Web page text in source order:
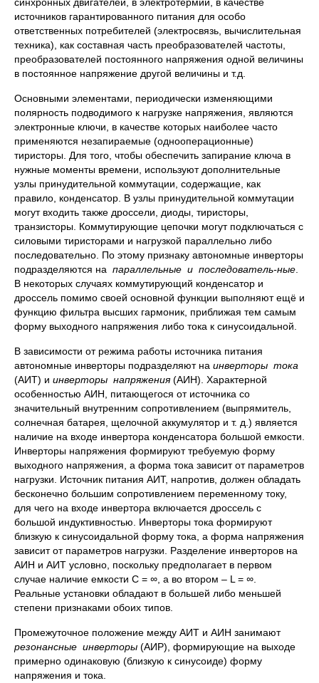
источников гарантированного питания для особо
ответственных потребителей (электросвязь, вычислительная
техника), как составная часть преобразователей частоты,
преобразователей постоянного напряжения одной величины
в постоянное напряжение другой величины и т.д.
Основными элементами, периодически изменяющими
полярность подводимого к нагрузке напряжения, являются
электронные ключи, в качестве которых наиболее часто
применяются незапираемые (однооперационные)
тиристоры. Для того, чтобы обеспечить запирание ключа в
нужные моменты времени, используют дополнительные
узлы принудительной коммутации, содержащие, как
правило, конденсатор. В узлы принудительной коммутации
могут входить также дроссели, диоды, тиристоры,
транзисторы. Коммутирующие цепочки могут подключаться с
силовыми тиристорами и нагрузкой параллельно либо
последовательно. По этому признаку автономные инверторы
подразделяются на параллельные и последователь-ные
В некоторых случаях коммутирующий конденсатор и
дроссель помимо своей основной функции выполняют ещё и
функцию фильтра высших гармоник, приближая тем самым
форму выходного напряжения либо тока к синусоидальной.
В зависимости от режима работы источника питания
автономные инверторы подразделяют на инверторы тока
(АИТ) и инверторы напряжения(АИН). Характерной
особенностью АИН, питающегося от источника со
значительный внутренним сопротивлением (выпрямитель,
солнечная батарея, щелочной аккумулятор и т. д.) является
наличие на входе инвертора конденсатора большой емкости.
Инверторы напряжения формируют требуемую форму
выходного напряжения, а форма тока зависит от параметров
нагрузки. Источник питания АИТ, напротив, должен обладать
бесконечно большим сопротивлением переменному току,
для чего на входе инвертора включается дроссель с
большой индуктивностью. Инверторы тока формируют
близкую к синусоидальной форму тока, а форма напряжения
зависит от параметров нагрузки. Разделение инверторов на
АИН и АИТ условно, поскольку предполагает в первом
случае наличие емкости С = ∞ , а во втором – L = ∞
Реальные установки обладают в большей либо меньшей
степени признаками обоих типов.
Промежуточное положение между АИТ и АИН занимают
резонансные инверторы (АИР), формирующие на выходе
примерно одинаковую (близкую к синусоиде) форму
напряжения и тока.